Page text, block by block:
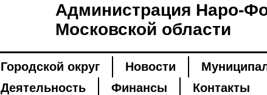
Администрация Наро-
Московской области
Городской округ Новости
Деятельность
Финансы Контакты